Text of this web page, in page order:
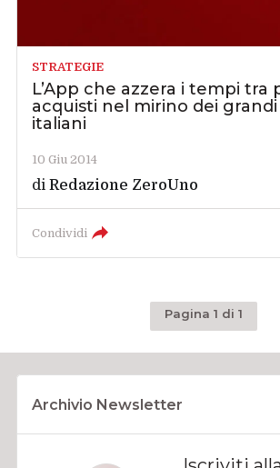
STRATEGIE
L’App che azzera i tempi tra
acquisti nel mirino dei
italiani
10 Giu 2014
diRedazione ZeroUno
Condividi
Pagina 1 di 1
Archivio Newsletter